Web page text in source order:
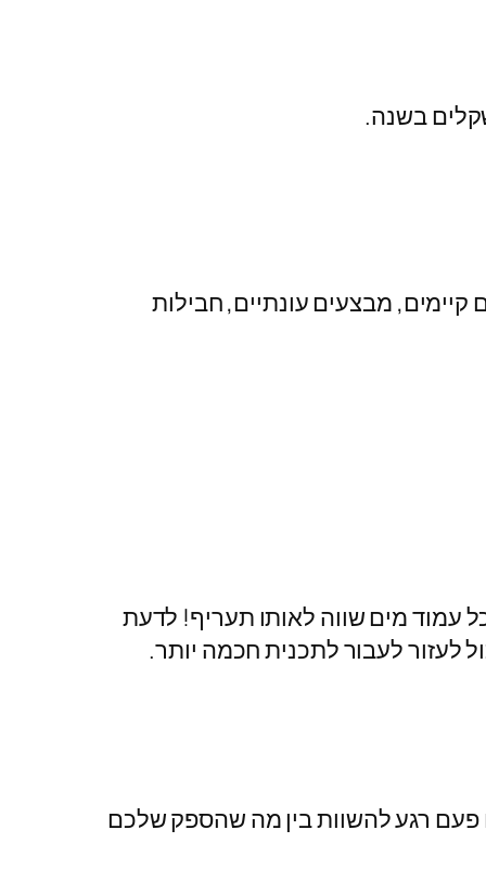
בשנה.
מבצעים עונתיים, חבילות
עמוד מים שווה לאותו תעריף! לדעת
לעזור לעבור לתכנית חכמה יותר.
פעם רגע להשוות בין מה שהספק שלכם